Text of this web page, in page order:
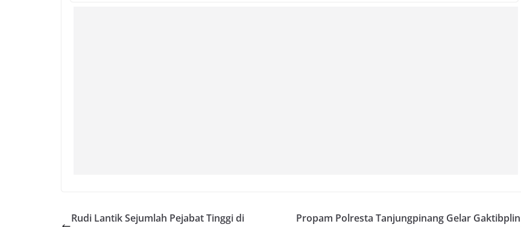
Rudi Lantik Sejumlah Pejabat Tinggi di
Propam Polresta Tanjungpinang Gelar Gaktibplin